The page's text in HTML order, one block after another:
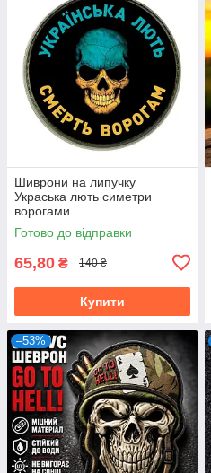
Шиврони на липучку
Украська лють симетри
ворогами
Готово до відправки
65,80 ₴ 140 ₴
Купити
–53%